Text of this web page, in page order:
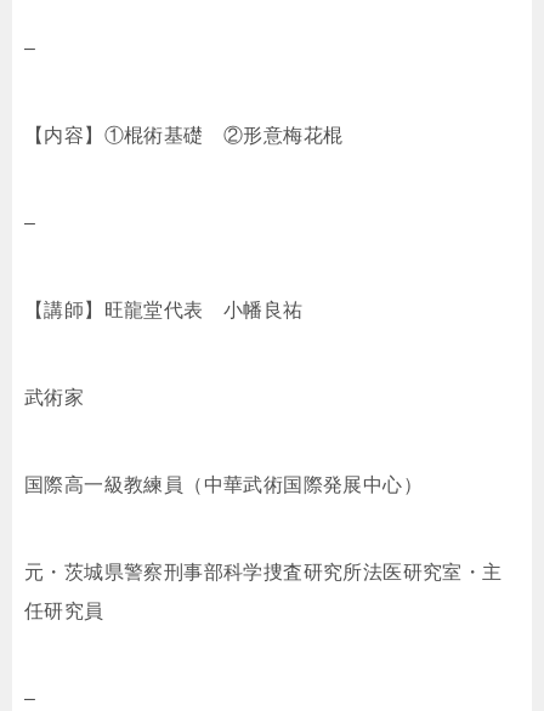
–
【内容】①棍術基礎 ②形意梅花棍
–
【講師】旺龍堂代表 小幡良祐
武術家
国際高一級教練員（中華武術国際発展中心）
元・茨城県警察刑事部科学捜査研究所法医研究室・主
任研究員
–